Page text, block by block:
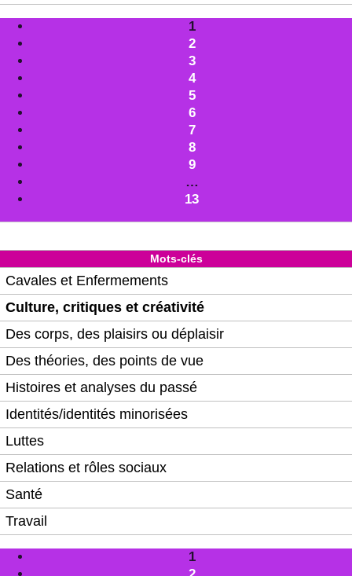
1
2
3
4
5
6
7
8
9
…
13
Mots-clés
Cavales et Enfermements
Culture, critiques et créativité
Des corps, des plaisirs ou déplaisir
Des théories, des points de vue
Histoires et analyses du passé
Identités/identités minorisées
Luttes
Relations et rôles sociaux
Santé
Travail
1